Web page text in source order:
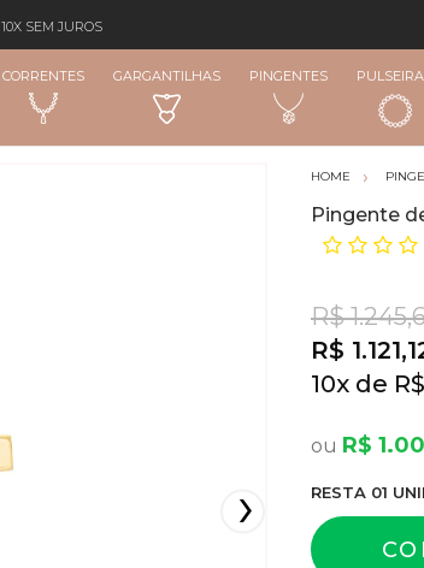
10X SEM JUROS
CORRENTES GARGANTILHAS PINGENTES
Pingente
R$
R$
10x
R$
RESTA 01